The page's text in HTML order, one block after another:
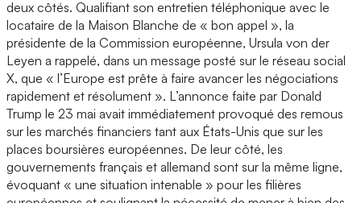
deux côtés. Qualifiant son entretien téléphonique avec le
locataire de la Maison Blanche de « bon appel », la
présidente de la Commission européenne, Ursula von der
Leyen a rappelé, dans un message posté sur le réseau social
X, que « l’Europe est prête à faire avancer les négociations
rapidement et résolument ». L’annonce faite par Donald
Trump le 23 mai avait immédiatement provoqué des remous
sur les marchés financiers tant aux États-Unis que sur les
places boursières européennes. De leur côté, les
gouvernements français et allemand sont sur la même ligne,
évoquant « une situation intenable » pour les filières